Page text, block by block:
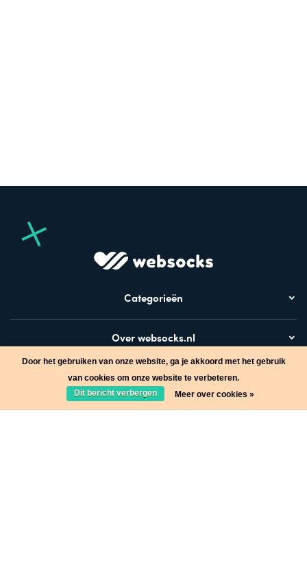
Categorieën
Over websocks.nl
Bezoek ook
Door het gebruiken van onze website, ga je akkoord met het gebruik
van cookies om onze website te verbeteren.
Dit bericht verbergen
Meer over cookies »